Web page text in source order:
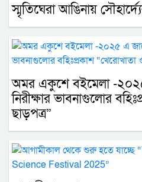
স্মৃতিঘেরা আঙিনায়
অমর একুশে বইমেলা -
নিরীক্ষার ভাবনাগুলোর
ছাড়পত্র”